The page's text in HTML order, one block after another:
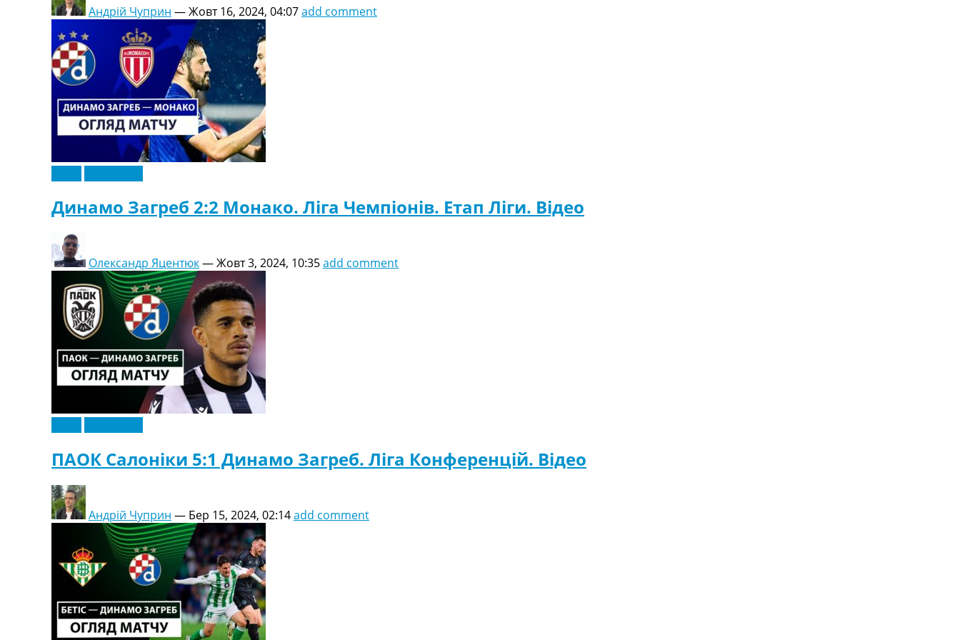
Андрій Чуприн —Жовт 16, 2024, 04:07add comment
Динамо Загреб 2:2 Монако. Ліга Чемпіонів. Етап Ліги. Відео
Олександр Яцентюк—Жовт 3, 2024, 10:35add comment
ПАОК Салоніки 5:1 Динамо Загреб. Ліга Конференцій. Відео
Андрій Чуприн — Бер 15, 2024, 02:14add comment